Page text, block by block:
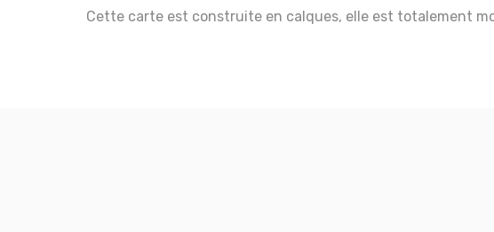
Cette carte est construite en calques, elle est totalement